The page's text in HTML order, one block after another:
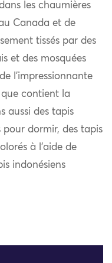
les chaumières
Canada et de
tissés par des
et des mosquées
l’impressionnante
contient la
aussi des tapis
pour dormir, des tapis
à l’aide de
indonésiens